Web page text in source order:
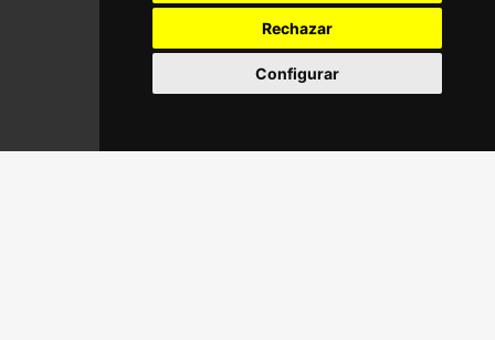
Rechazar
Configurar